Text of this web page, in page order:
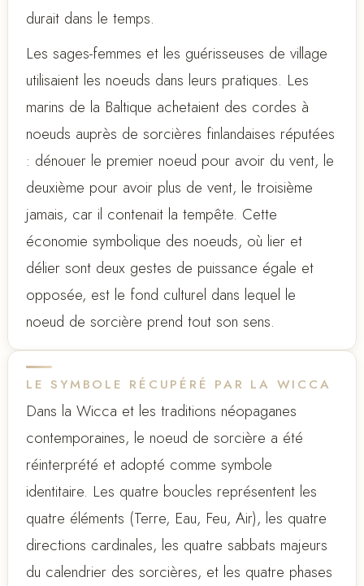
durait dans le temps.
Les sages-femmes et les guérisseuses de village
utilisaient les noeuds dans leurs pratiques. Les
marins de la Baltique achetaient des cordes à
noeuds auprès de sorcières finlandaises réputées
: dénouer le premier noeud pour avoir du vent, le
deuxième pour avoir plus de vent, le troisième
jamais, car il contenait la tempête. Cette
économie symbolique des noeuds, où lier et
délier sont deux gestes de puissance égale et
opposée, est le fond culturel dans lequel le
noeud de sorcière prend tout son sens.
LE SYMBOLE RÉCUPÉRÉ PAR LA WICCA
Dans la Wicca et les traditions néopaganes
contemporaines, le noeud de sorcière a été
réinterprété et adopté comme symbole
identitaire. Les quatre boucles représentent les
quatre éléments (Terre, Eau, Feu, Air), les quatre
directions cardinales, les quatre sabbats majeurs
du calendrier des sorcières, et les quatre phases